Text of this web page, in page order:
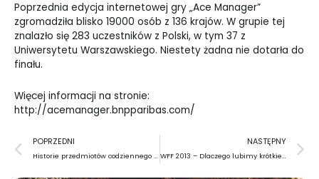
Poprzednia edycja internetowej gry „Ace Manager”
zgromadziła blisko 19000 osób z 136 krajów. W grupie tej
znalazło się 283 uczestników z Polski, w tym 37 z
Uniwersytetu Warszawskiego. Niestety żadna nie dotarła do
finału.
Więcej informacji na stronie:
http://acemanager.bnpparibas.com/
Prev
POPRZEDNI
Historie przedmiotów codziennego użytku
NASTĘPNY
WFF 2013 – Dlaczego lubimy krótkie metraże?